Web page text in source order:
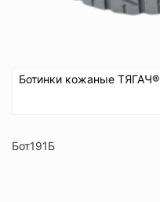
Ботинки кожаные ТЯГАЧ®
Бот191Б